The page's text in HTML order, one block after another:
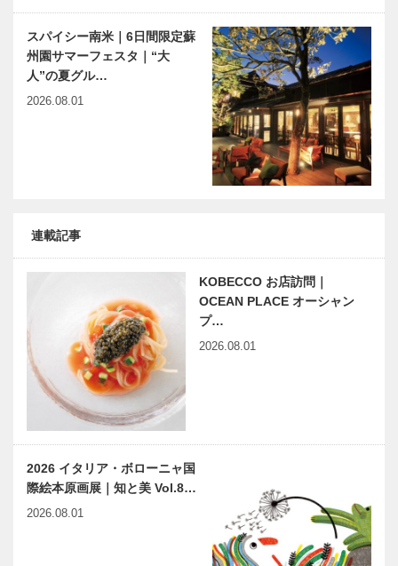
スパイシー南米｜6日間限定蘇
州園サマーフェスタ｜“大
人”の夏グル…
2026.08.01
連載記事
KOBECCO お店訪問｜
OCEAN PLACE オーシャン
プ…
2026.08.01
2026 イタリア・ボローニャ国
際絵本原画展｜知と美 Vol.8…
2026.08.01